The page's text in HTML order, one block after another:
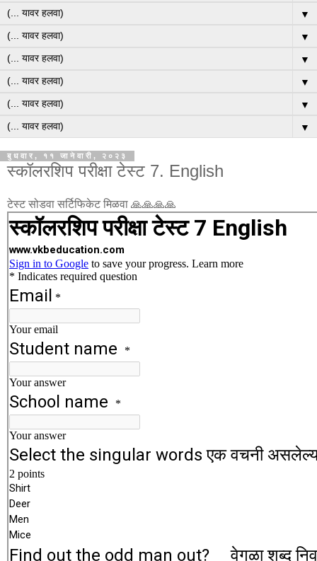
▼
▼
▼
▼
▼
▼
बुधवार, ११ जानेवारी, २०२३
स्कॉलरशिप परीक्षा टेस्ट 7. English
टेस्ट सोडवा सर्टिफिकेट मिळवा 🙏🙏🙏🙏